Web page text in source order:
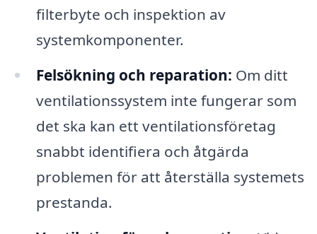
filterbyte och inspektion av
systemkomponenter.
Felsökning och reparation: Om ditt
ventilationssystem inte fungerar som
det ska kan ett ventilationsföretag
snabbt identifiera och åtgärda
problemen för att återställa systemets
prestanda.